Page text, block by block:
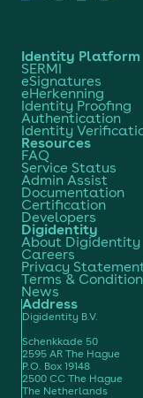
Identity Platform
SERMI
eSignatures
eHerkenning
Identity Proofing
Authentication
Identity
Resources
FAQ
Service Status
Admin Assist
Documentation
Certification
Developers
Digidentity
About Digidentity
Careers
Privacy
Terms &
News
Address
Digidentity B.V.
Schenkkade 50
2595 AR The Hague
P.O. Box 19148
2500 CC The Hague
The Netherlands